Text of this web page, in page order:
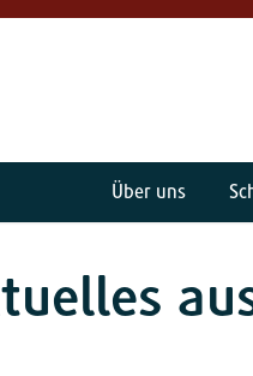
Über uns